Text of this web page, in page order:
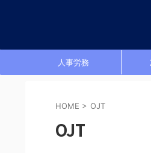
人事労務
HOME > OJT
OJT